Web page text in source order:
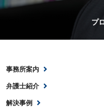
プ
事務所案内
弁護士紹介
解決事例